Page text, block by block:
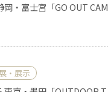
岡・富士宮「GO OUT CAM
・展示